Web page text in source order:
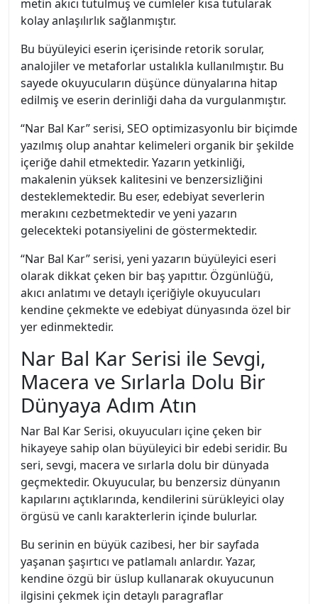
metin akıcı tutulmuş ve cümleler kısa tutularak
kolay anlaşılırlık sağlanmıştır.
Bu büyüleyici eserin içerisinde retorik sorular,
analojiler ve metaforlar ustalıkla kullanılmıştır. Bu
sayede okuyucuların düşünce dünyalarına hitap
edilmiş ve eserin derinliği daha da vurgulanmıştır.
“Nar Bal Kar” serisi, SEO optimizasyonlu bir biçimde
yazılmış olup anahtar kelimeleri organik bir şekilde
içeriğe dahil etmektedir. Yazarın yetkinliği,
makalenin yüksek kalitesini ve benzersizliğini
desteklemektedir. Bu eser, edebiyat severlerin
merakını cezbetmektedir ve yeni yazarın
gelecekteki potansiyelini de göstermektedir.
“Nar Bal Kar” serisi, yeni yazarın büyüleyici eseri
olarak dikkat çeken bir baş yapıttır. Özgünlüğü,
akıcı anlatımı ve detaylı içeriğiyle okuyucuları
kendine çekmekte ve edebiyat dünyasında özel bir
yer edinmektedir.
Nar Bal Kar Serisi ile Sevgi,
Macera ve Sırlarla Dolu Bir
Dünyaya Adım Atın
Nar Bal Kar Serisi, okuyucuları içine çeken bir
hikayeye sahip olan büyüleyici bir edebi seridir. Bu
seri, sevgi, macera ve sırlarla dolu bir dünyada
geçmektedir. Okuyucular, bu benzersiz dünyanın
kapılarını açtıklarında, kendilerini sürükleyici olay
örgüsü ve canlı karakterlerin içinde bulurlar.
Bu serinin en büyük cazibesi, her bir sayfada
yaşanan şaşırtıcı ve patlamalı anlardır. Yazar,
kendine özgü bir üslup kullanarak okuyucunun
ilgisini çekmek için detaylı paragraflar